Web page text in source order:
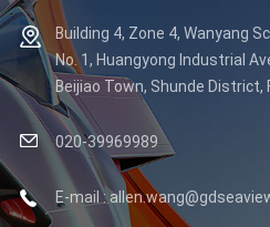
Building 4, Zone 4, Wanyang
No. 1, Huangyong Industrial
Beijiao Town, Shunde District,
020-39969989
E-mail :